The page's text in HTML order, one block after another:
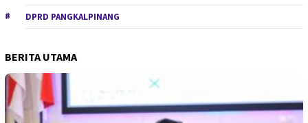
DPRD PANGKALPINANG
BERITA UTAMA